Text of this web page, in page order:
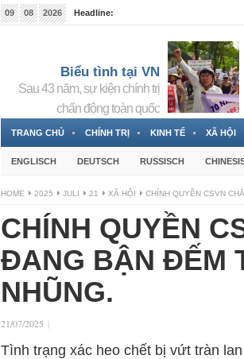
09 08 2026
Headline:
Biểu tình tại VN
Sau 43 năm, sự kiện chính trị
chấn động toàn quốc
TRANG CHỦ CHÍNH TRỊ KINH TẾ XÃ HỘI
ENGLISCH DEUTSCH RUSSISCH
HOME 2025 JULI 21 XÃ HỘI CHÍNH QUYỀN CSVN
CHÍNH QUYỀN
ĐANG BẬN ĐẾM
NHŨNG.
21/07/2025 |
Tình trạng xác heo chết bị vứt tràn